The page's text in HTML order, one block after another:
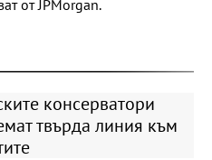
от JPMorgan.
консерватори
твърда линия към